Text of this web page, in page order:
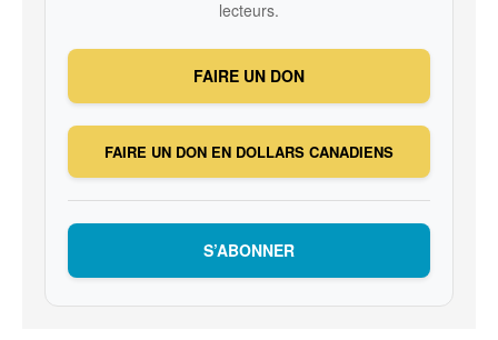
lecteurs.
FAIRE UN DON
FAIRE UN DON EN DOLLARS CANADIENS
S’ABONNER